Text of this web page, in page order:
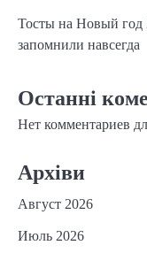
Тосты на Новый год
запомнили навсегда
Останні
Нет комментариев
Архіви
Август 2026
Июль 2026